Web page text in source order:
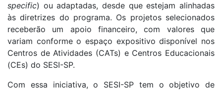
specific) ou adaptadas, desde que estejam alinhadas
às diretrizes do programa. Os projetos selecionados
receberão um apoio financeiro, com valores que
variam conforme o espaço expositivo disponível nos
Centros de Atividades (CATs) e Centros Educacionais
(CEs) do SESI-SP.
Com essa iniciativa, o SESI-SP tem o objetivo de